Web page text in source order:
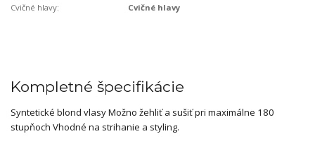
Cvičné hlavy:
Cvičné hlavy
Kompletné špecifikácie
Syntetické blond vlasy Možno žehliť a sušiť pri maximálne 180
stupňoch Vhodné na strihanie a styling.